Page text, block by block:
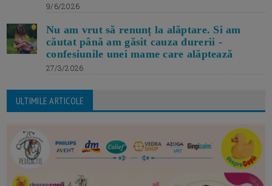
9/6/2026
Nu am vrut să renunț la alăptare. Si am
căutat până am găsit cauza durerii -
confesiunile unei mame care alăptează
27/3/2026
ULTIMILE ARTICOLE